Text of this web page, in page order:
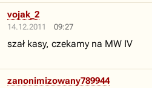
14.12.2011 09:27
vojak_2
szał kasy, czekamy na MW IV
zanonimizowany789944